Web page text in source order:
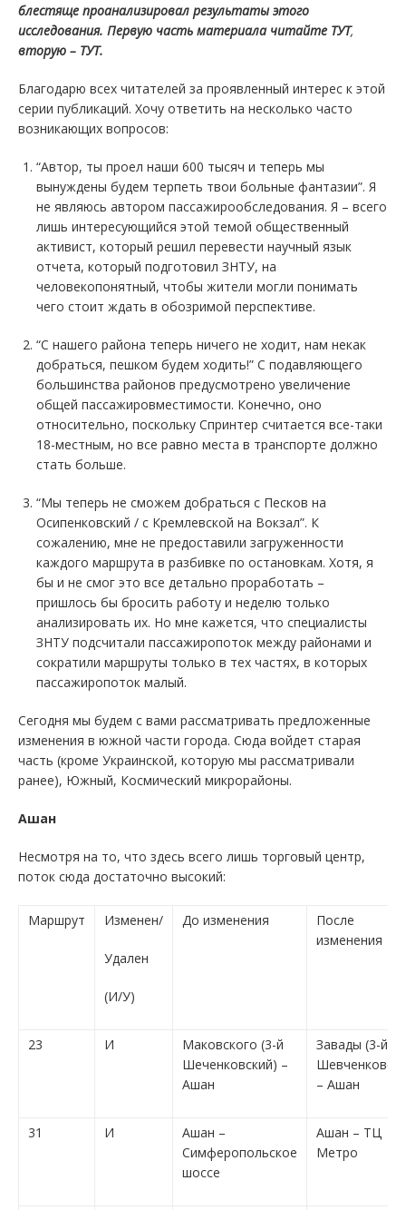
блестяще проанализировал результаты этого
исследования. Первую часть материала читайте ТУТ,
вторую – ТУТ.
Благодарю всех читателей за проявленный интерес к этой
серии публикаций. Хочу ответить на несколько часто
возникающих вопросов:
“Автор, ты проел наши 600 тысяч и теперь мы
вынуждены будем терпеть твои больные фантазии”. Я
не являюсь автором пассажирообследования. Я – всего
лишь интересующийся этой темой общественный
активист, который решил перевести научный язык
отчета, который подготовил ЗНТУ, на
человекопонятный, чтобы жители могли понимать
чего стоит ждать в обозримой перспективе.
“С нашего района теперь ничего не ходит, нам некак
добраться, пешком будем ходить!” С подавляющего
большинства районов предусмотрено увеличение
общей пассажировместимости. Конечно, оно
относительно, поскольку Спринтер считается все-таки
18-местным, но все равно места в транспорте должно
стать больше.
“Мы теперь не сможем добраться с Песков на
Осипенковский / с Кремлевской на Вокзал”. К
сожалению, мне не предоставили загруженности
каждого маршрута в разбивке по остановкам. Хотя, я
бы и не смог это все детально проработать –
пришлось бы бросить работу и неделю только
анализировать их. Но мне кажется, что специалисты
ЗНТУ подсчитали пассажиропоток между районами и
сократили маршруты только в тех частях, в которых
пассажиропоток малый.
Сегодня мы будем с вами рассматривать предложенные
изменения в южной части города. Сюда войдет старая
часть (кроме Украинской, которую мы рассматривали
ранее), Южный, Космический микрорайоны.
Ашан
Несмотря на то, что здесь всего лишь торговый центр,
поток сюда достаточно высокий:
Маршрут Изменен/
Удален
(И/У)
До изменения
После
изменения
23 И
Маковского (3-й
Шеченковский) –
Ашан
Завады (3-й
– Ашан
31 И
Ашан –
Симферопольское
шоссе
Ашан – ТЦ
Метро